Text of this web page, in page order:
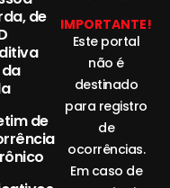
de
de
IMPORTANTE!
Este portal
não é
destinado
para registro
de
ocorrências.
Em caso de